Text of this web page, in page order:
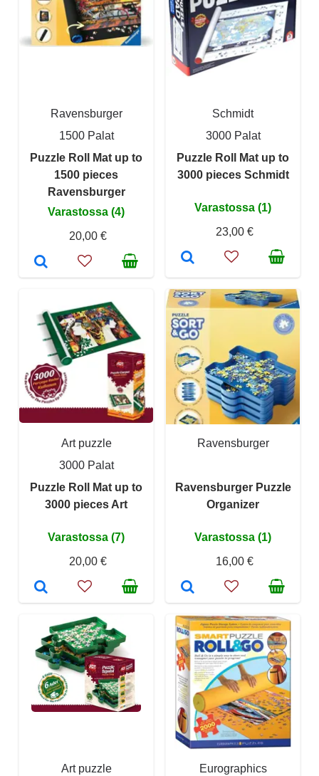
Ravensburger
1500 Palat
Puzzle Roll Mat up to
1500 pieces
Ravensburger
Varastossa (4)
20,00 €
Schmidt
3000 Palat
Puzzle Roll Mat up to
3000 pieces Schmidt
Varastossa (1)
23,00 €
Art puzzle
3000 Palat
Puzzle Roll Mat up to
3000 pieces Art
Varastossa (7)
20,00 €
Ravensburger
Ravensburger Puzzle
Organizer
Varastossa (1)
16,00 €
Art puzzle
Eurographics